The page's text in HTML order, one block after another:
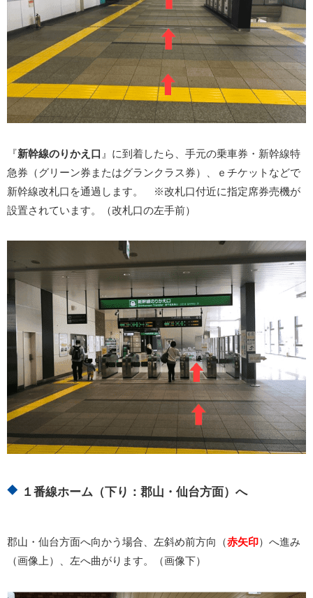
『新幹線のりかえ口 』に到着したら、手元の乗車券・新幹線特
急券（グリーン券またはグランクラス券）、ｅチケットなどで
新幹線改札口を通過します。 ※改札口付近に指定席券売機が
設置されています。（改札口の左手前）
１番線ホーム（下り：郡山・仙台方面）へ
郡山・仙台方面へ向かう場合、左斜め前方向（赤矢印）へ進み
（画像上）、左へ曲がります。（画像下）